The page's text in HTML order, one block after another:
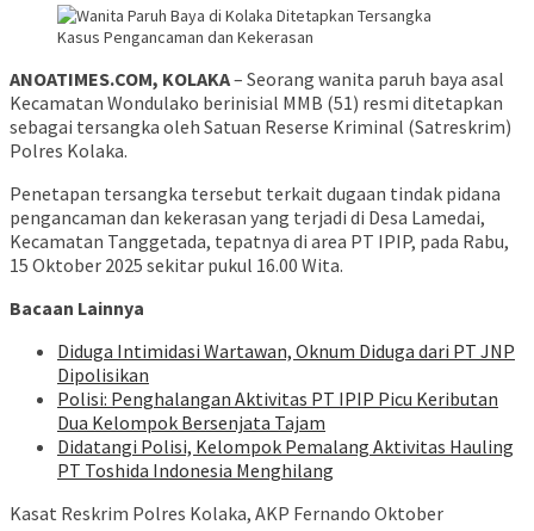
ANOATIMES.COM, KOLAKA– Seorang wanita paruh baya asal
Kecamatan Wondulako berinisial MMB (51) resmi ditetapkan
sebagai tersangka oleh Satuan Reserse Kriminal (Satreskrim)
Polres Kolaka.
Penetapan tersangka tersebut terkait dugaan tindak pidana
pengancaman dan kekerasan yang terjadi di Desa Lamedai,
Kecamatan Tanggetada, tepatnya di area PT IPIP, pada Rabu,
15 Oktober 2025 sekitar pukul 16.00 Wita.
Bacaan Lainnya
Diduga Intimidasi Wartawan, Oknum Diduga dari PT JNP
Dipolisikan
Polisi: Penghalangan Aktivitas PT IPIP Picu Keributan
Dua Kelompok Bersenjata Tajam
Didatangi Polisi, Kelompok Pemalang Aktivitas Hauling
PT Toshida Indonesia Menghilang
Kasat Reskrim Polres Kolaka, AKP Fernando Oktober